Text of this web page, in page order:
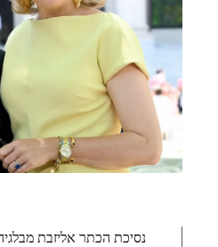
נסיכת הכתר אליזבת